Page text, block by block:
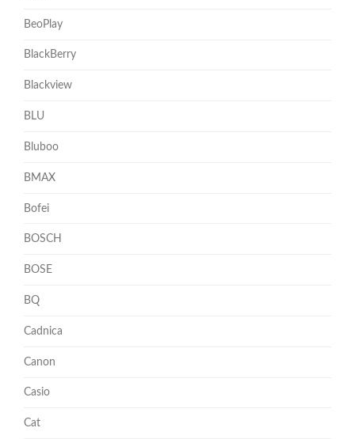
BeoPlay
BlackBerry
Blackview
BLU
Bluboo
BMAX
Bofei
BOSCH
BOSE
BQ
Cadnica
Canon
Casio
Cat